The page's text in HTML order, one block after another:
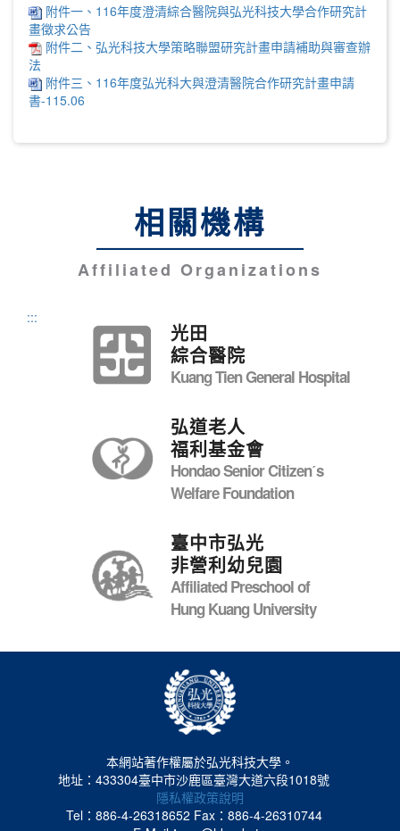
附件一、116年度澄清綜合醫院與弘光科技大學合作研究計
畫徵求公告
附件二、弘光科技大學策略聯盟研究計畫申請補助與審查辦
法
附件三、116年度弘光科大與澄清醫院合作研究計畫申請
書-115.06
相關機構
Affiliated Organizations
:::
光田
綜合醫院
Kuang Tien General Hospital
弘道老人
福利基金會
Hondao Senior Citizenˊs
Welfare Foundation
臺中市弘光
非營利幼兒園
Affiliated Preschool of
Hung Kuang University
本網站著作權屬於弘光科技大學。
地址：433304臺中市沙鹿區臺灣大道六段1018號
隱私權政策說明
Tel：886-4-26318652 Fax：886-4-26310744